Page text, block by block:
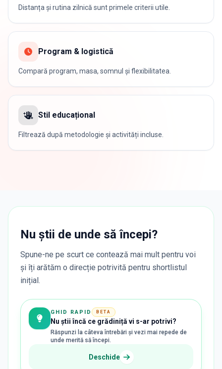
Distanța și rutina zilnică sunt primele criterii utile.
Program & logistică
Compară program, masa, somnul și flexibilitatea.
Stil educațional
Filtrează după metodologie și activități incluse.
Nu știi de unde să începi?
Spune-ne pe scurt ce contează mai mult pentru voi
și îți arătăm o direcție potrivită pentru shortlistul
inițial.
GHID RAPID BETA
Nu știi încă ce grădiniță vi s-ar potrivi?
Răspunzi la câteva întrebări și vezi mai repede de
unde merită să începi.
Deschide